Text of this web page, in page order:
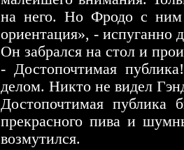
на него. Но Фродо с ним
ориентация», - испуганно
Он забрался на стол и
- Достопочтимая
делом. Никто не видел
Достопочтимая публика
прекрасного пива и
возмутился.